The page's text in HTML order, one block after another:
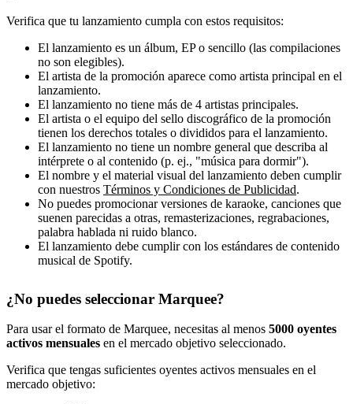
Verifica que tu lanzamiento cumpla con estos requisitos:
El lanzamiento es un álbum, EP o sencillo (las compilaciones
no son elegibles).
El artista de la promoción aparece como artista principal en el
lanzamiento.
El lanzamiento no tiene más de 4 artistas principales.
El artista o el equipo del sello discográfico de la promoción
tienen los derechos totales o divididos para el lanzamiento.
El lanzamiento no tiene un nombre general que describa al
intérprete o al contenido (p. ej., "música para dormir").
El nombre y el material visual del lanzamiento deben cumplir
con nuestros Términos y Condiciones de Publicidad.
No puedes promocionar versiones de karaoke, canciones que
suenen parecidas a otras, remasterizaciones, regrabaciones,
palabra hablada ni ruido blanco.
El lanzamiento debe cumplir con los estándares de contenido
musical de Spotify.
¿No puedes seleccionar Marquee?
Para usar el formato de Marquee, necesitas al menos 5000 oyentes
activos mensuales en el mercado objetivo seleccionado.
Verifica que tengas suficientes oyentes activos mensuales en el
mercado objetivo: